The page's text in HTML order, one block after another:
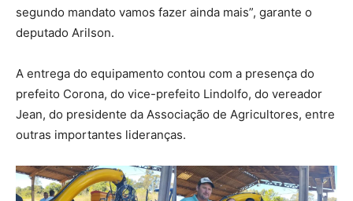
segundo mandato vamos fazer ainda mais”, garante o
deputado Arilson.
A entrega do equipamento contou com a presença do
prefeito Corona, do vice-prefeito Lindolfo, do vereador
Jean, do presidente da Associação de Agricultores, entre
outras importantes lideranças.